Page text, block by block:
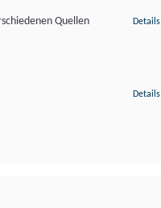
Quellen
Details
Details